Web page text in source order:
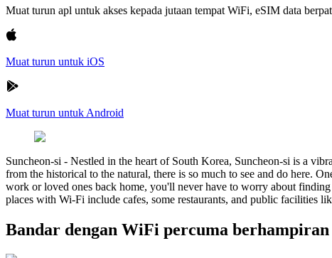
Muat turun apl untuk akses kepada jutaan tempat WiFi, eSIM data
Muat turun untuk iOS
Muat turun untuk Android
Suncheon-si - Nestled in the heart of South Korea, Suncheon-si is a
from the historical to the natural, there is so much to see and do here.
work or loved ones back home, you'll never have to worry about
places with Wi-Fi include cafes, some restaurants, and public facilities
Bandar dengan WiFi percuma berhampiran